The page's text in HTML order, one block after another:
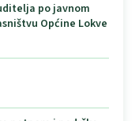
po javnom
Općine Lokve